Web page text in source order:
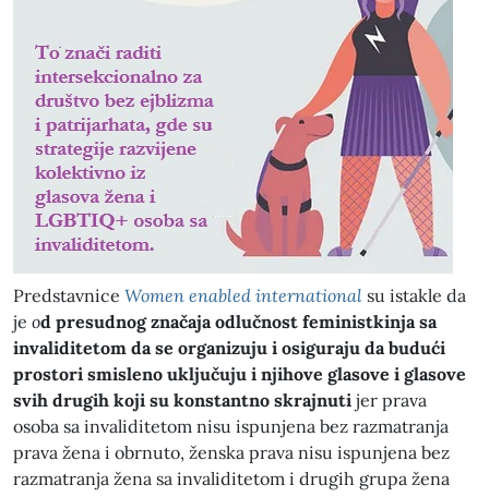
Predstavnice Women enabled international su istakle da
je od presudnog značaja odlučnost feministkinja sa
invaliditetom da se organizuju i osiguraju da budući
prostori smisleno uključuju i njihove glasove i glasove
svih drugih koji su konstantno skrajnuti jer prava
osoba sa invaliditetom nisu ispunjena bez razmatranja
prava žena i obrnuto, ženska prava nisu ispunjena bez
razmatranja žena sa invaliditetom i drugih grupa žena